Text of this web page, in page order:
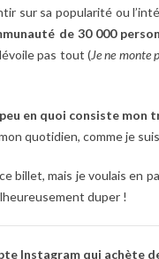
sur sa popularité ou
de 30 000
pas tout (Je ne monte
en quoi consiste
quotidien, comme je
billet, mais je voulais en
duper !
Instagram qui achète